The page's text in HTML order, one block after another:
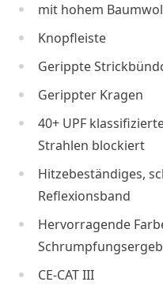
mit hohem
Knopfleiste
Gerippte
Gerippter Kragen
40+ UPF
Strahlen blockiert
Hitzebeständiges,
Reflexionsband
Hervorragende
CE-CAT III